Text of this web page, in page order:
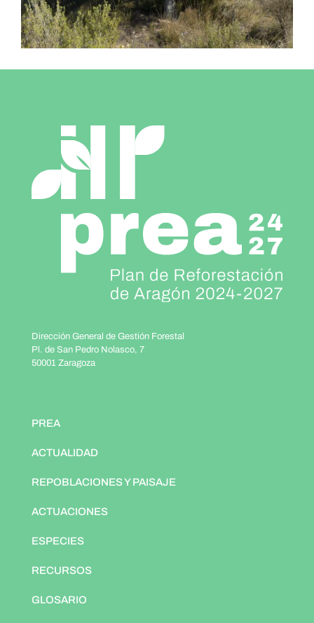
Dirección General de Gestión Forestal
Pl. de San Pedro Nolasco, 7
50001 Zaragoza
PREA
ACTUALIDAD
REPOBLACIONES Y PAISAJE
ACTUACIONES
ESPECIES
RECURSOS
GLOSARIO